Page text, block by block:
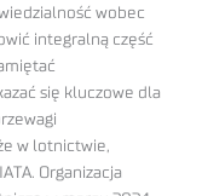
wobec
integralną część
się kluczowe dla
w lotnictwie,
Organizacja